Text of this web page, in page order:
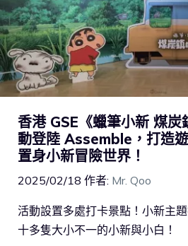
香港 GSE《蠟筆小新 煤炭
動登陸 Assemble，打造
置身小新冒險世界！
2025/02/18 作者: Mr. Qoo
活動設置多處打卡景點！小新主
十多隻大小不一的小新與小白！